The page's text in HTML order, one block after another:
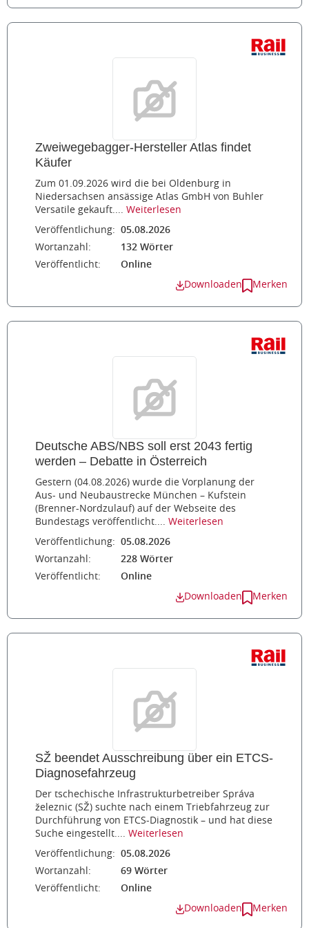
Zweiwegebagger-Hersteller Atlas findet
Käufer
Zum 01.09.2026 wird die bei Oldenburg in
Niedersachsen ansässige Atlas GmbH von Buhler
Versatile gekauft.... Weiterlesen
Veröffentlichung:
05.08.2026
Wortanzahl:
132 Wörter
Veröffentlicht:
Online
Downloaden Merken
Deutsche ABS/NBS soll erst 2043 fertig
werden – Debatte in Österreich
Gestern (04.08.2026) wurde die Vorplanung der
Aus- und Neubaustrecke München – Kufstein
(Brenner-Nordzulauf) auf der Webseite des
Bundestags veröffentlicht.... Weiterlesen
Veröffentlichung:
05.08.2026
Wortanzahl:
228 Wörter
Veröffentlicht:
Online
Downloaden Merken
SŽ beendet Ausschreibung über ein ETCS-
Diagnosefahrzeug
Der tschechische Infrastrukturbetreiber Správa
železnic (SŽ) suchte nach einem Triebfahrzeug zur
Durchführung von ETCS-Diagnostik – und hat diese
Suche eingestellt.... Weiterlesen
Veröffentlichung:
05.08.2026
Wortanzahl:
69 Wörter
Veröffentlicht:
Online
Downloaden Merken